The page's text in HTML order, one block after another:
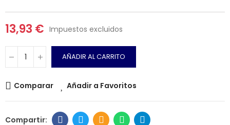
13,93 € Impuestos excluidos
AÑADIR AL CARRITO
Comparar Añadir a Favoritos